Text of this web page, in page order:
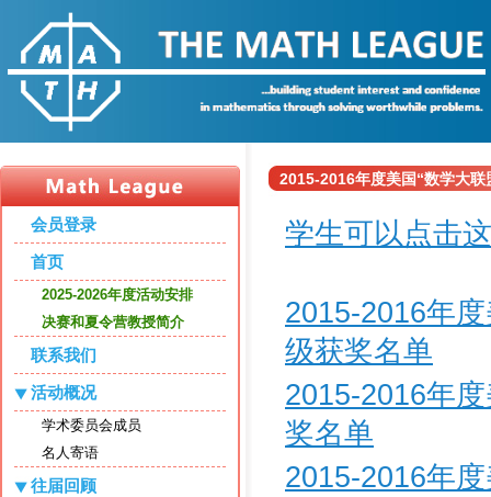
会员登录
首页
2025-2026年度活动安排
决赛和夏令营教授简介
联系我们
活动概况
学术委员会成员
名人寄语
往届回顾
2015-2016年度美国“数学大
学生可以点击
2015-2016年
级获奖名单
2015-2016年
奖名单
2015-2016年